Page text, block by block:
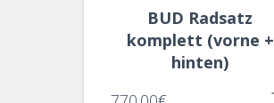
BUD Radsatz
komplett (vorne +
hinten)